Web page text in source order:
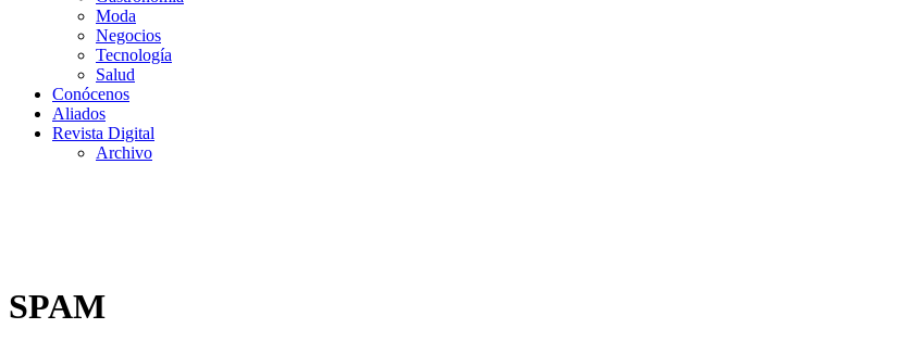
Moda
Negocios
Tecnología
Salud
Conócenos
Aliados
Revista Digital
Archivo
SPAM